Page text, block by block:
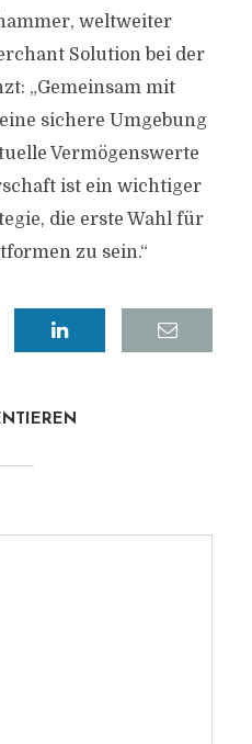
weltweiter
Solution bei der
„Gemeinsam mit
sichere Umgebung
Vermögenswerte
ist ein wichtiger
die erste Wahl für
zu sein.“